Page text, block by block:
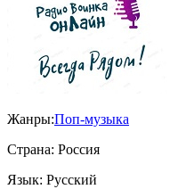
Жанры:Поп-музыка
Страна: Россия
Язык: Русский